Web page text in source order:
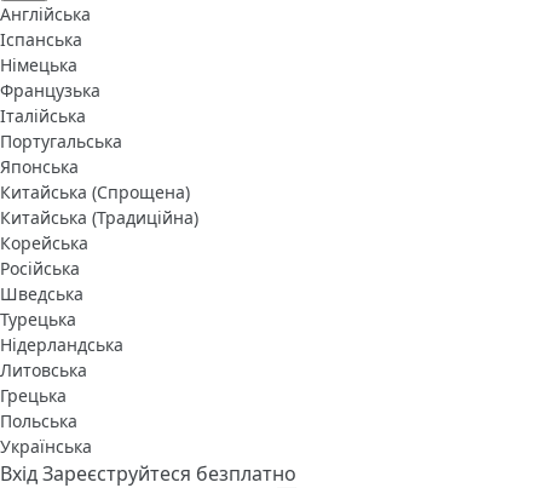
Англійська
Іспанська
Німецька
Французька
Італійська
Португальська
Японська
Китайська (Спрощена)
Китайська (Традиційна)
Корейська
Російська
Шведська
Турецька
Нідерландська
Литовська
Грецька
Польська
Українська
ВхідЗареєструйтеся безплатно